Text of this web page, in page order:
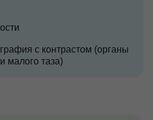
с контрастом (органы
малого таза)